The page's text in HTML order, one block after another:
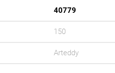
40779
150
Arteddy